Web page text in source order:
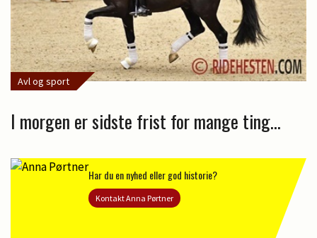
Avl og sport
I morgen er sidste frist for mange ting...
Har du en nyhed eller god historie?
Kontakt Anna Pørtner